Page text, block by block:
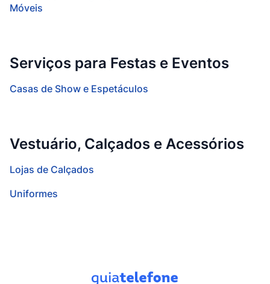
Móveis
Serviços para Festas e Eventos
Casas de Show e Espetáculos
Vestuário, Calçados e Acessórios
Lojas de Calçados
Uniformes